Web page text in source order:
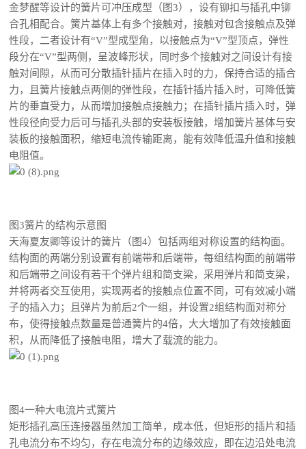
金梦醒等设计的簧片可冲压成型（图3），设有铆扣与插孔中铆
合孔相配合。簧片基体上有多个接触对，接触对包含接触点及弹
性段，二者设计有“V”型成型角，以接触点为“V”型顶点，弹性
段分在“V”型两侧，呈波峰形状，同时多个接触对之间设计有接
触对间隙，从而可分散插针插片在插入时的力，保持合适的插合
力，且簧片接触点两侧的弹性段，在插针插片插入时，可降低簧
片的垂直受力，从而增加接触点接触力；在插针插片插入时，弹
性段径向受力后可与插孔头部的安装板接触，增加簧片基体与安
装板的接触面积，缩短电流传输距离，能有效降低温升值和接触
电阻值。
图3簧片的结构示意图
天海夏友卿等设计的簧片（图4）包括两组对称设置的结构面。
结构面的两端分别设置有前端带和后端带，每组结构面的前端带
和后端带之间设有若干个弹片组和简支梁，采用弹片和简支梁，
并将两者交互使用，实现两者的接触点位置不同，可有效减小端
子的插入力；且弹片为前后2个一组，并设置2组结构面对称分
布，使得接触点数量是普通簧片的4倍，大大增加了有效接触面
积，从而降低了接触电阻，增大了载流的能力。
图4一种大电流片式簧片
矩形插孔高压连接器虽然加工简单，成本低，但矩形的插片和插
孔电流分布不均匀，存在电流分布的边缘效应，即在边沿处电流